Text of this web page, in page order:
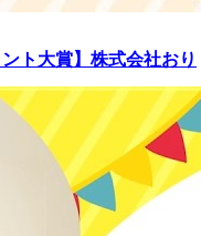
ト大賞】株式会社おり